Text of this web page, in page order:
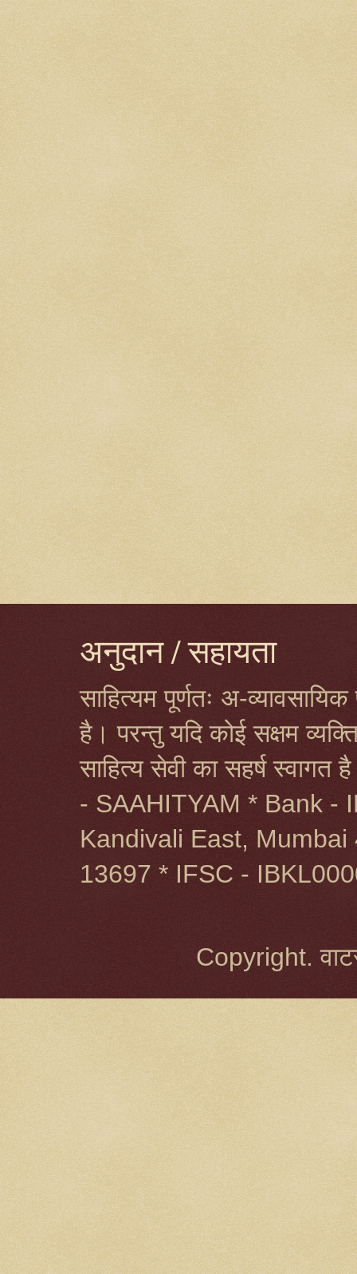
अनुदान / सहायता
साहित्यम पूर्णतः अ-
है। परन्तु यदि कोई सक्षम
साहित्य सेवी का सहर्ष
- SAAHITYAM * Bank -
Kandivali East,
13697 * IFSC -
Copyright.